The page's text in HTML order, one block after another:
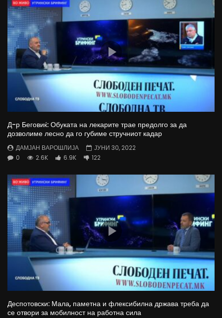
Д-р Беговиќ: Обуката на лекарите трае предолго за да
дозволиме лесно да го губиме стручниот кадар
ДАМЈАН ВАРОШЛИЈА
ЈУНИ 30, 2022
0
2.6K 6.9K 122
Деспотовски: Мала, паметна и флексибилна држава треба да
се отвори за мобилност на работна сила